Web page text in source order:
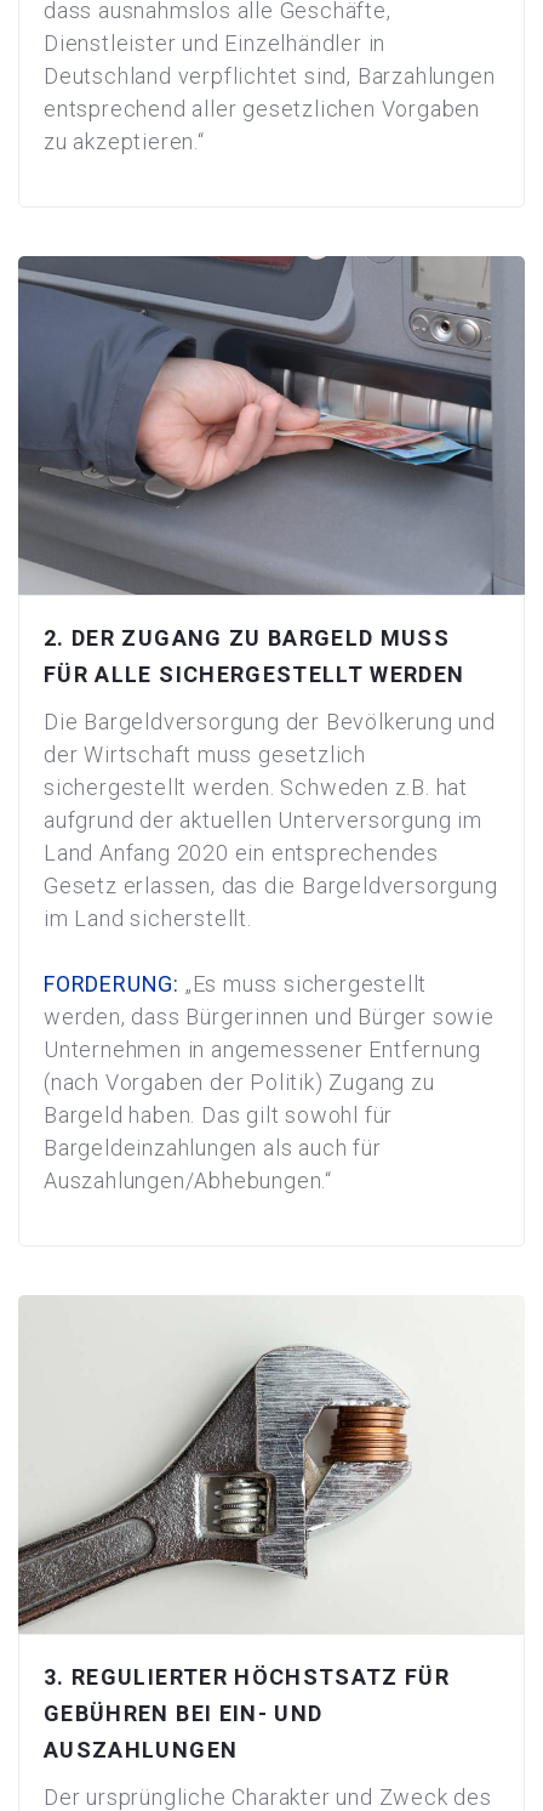
dass ausnahmslos alle Geschäfte,
Dienstleister und Einzelhändler in
Deutschland verpflichtet sind, Barzahlungen
entsprechend aller gesetzlichen Vorgaben
zu akzeptieren.“
2. DER ZUGANG ZU BARGELD MUSS
FÜR ALLE SICHERGESTELLT WERDEN
Die Bargeldversorgung der Bevölkerung und
der Wirtschaft muss gesetzlich
sichergestellt werden. Schweden z.B. hat
aufgrund der aktuellen Unterversorgung im
Land Anfang 2020 ein entsprechendes
Gesetz erlassen, das die Bargeldversorgung
im Land sicherstellt.
FORDERUNG: „Es muss sichergestellt
werden, dass Bürgerinnen und Bürger sowie
Unternehmen in angemessener Entfernung
(nach Vorgaben der Politik) Zugang zu
Bargeld haben. Das gilt sowohl für
Bargeldeinzahlungen als auch für
Auszahlungen/Abhebungen.“
3. REGULIERTER HÖCHSTSATZ FÜR
GEBÜHREN BEI EIN- UND
AUSZAHLUNGEN
Der ursprüngliche Charakter und Zweck des